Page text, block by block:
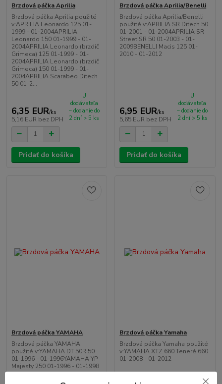
Brzdová páčka Aprilia
Brzdová páčka Aprilia použité
v:APRILIA Leonardo 125 01-
1999 - 01-2004APRILIA
Leonardo 150 01-1999 - 01-
2004APRILIA Leonardo (brzdič
Grimeca) 125 01-1999 - 01-
2004APRILIA Leonardo (brzdič
Grimeca) 150 01-1999 - 01-
2004APRILIA Scarabeo Ditech
50 01-2...
6,35 EUR/ks
5,16 EUR bez DPH
U
dodávateľa
– dodanie do
2 dní > 5 ks
Pridať do košíka
Brzdová páčka Aprilia/Benelli
Brzdová páčka Aprilia/Benelli
použité v:APRILIA SR Ditech 50
01-2001 - 01-2004APRILIA SR
Street SR 50 01-2003 - 01-
2009BENELLI Macis 125 01-
2010 - 01-2012
6,95 EUR/ks
5,65 EUR bez DPH
U
dodávateľa
– dodanie do
2 dní > 5 ks
Pridať do košíka
Brzdová páčka YAMAHA
Brzdová páčka YAMAHA
použité v:YAMAHA DT 50R 50
01-1996 - 01-1996YAMAHA YP
Majesty 250 01-1996 - 01-1998
Brzdová páčka Yamaha
Brzdová páčka Yamaha použité
v:YAMAHA XTZ 660 Teneré 660
01-2008 - 01-2012